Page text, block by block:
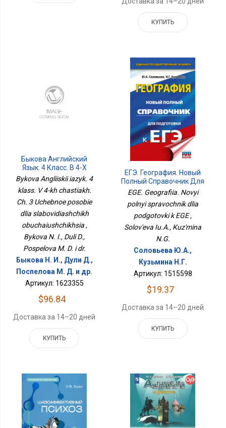
КУПИТЬ
Быкова Английский
Язык. 4 Класс. В 4-Х
Частях. Ч. 3 Учебное
Пособие Для
Слабовидящих
Обучающихся
Bykova Angliiskii iazyk. 4
klass. V 4-kh chastiakh.
Ch. 3 Uchebnoe posobie
dlia slabovidiashchikh
obuchaiushchikhsia ,
Bykova N. I., Duli D.,
Pospelova M. D. i dr.
Быкова Н. И., Дули Д.,
Поспелова М. Д. и др.
Артикул: 1623355
$96.84
Доставка за 14–20 дней
КУПИТЬ
ЕГЭ. География. Новый
Полный Справочник Для
Подготовки К ЕГЭ
EGE. Geografiia. Novyi
polnyi spravochnik dlia
podgotovki k EGE ,
Solov'eva Iu.A., Kuz'mina
N.G.
Соловьева Ю.А.,
Кузьмина Н.Г.
Артикул: 1515598
$19.37
Доставка за 14–20 дней
КУПИТЬ